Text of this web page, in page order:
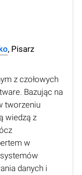
, Pisarz
z czołowych
Bazując na
tworzeniu
wiedzą z
w
danych i